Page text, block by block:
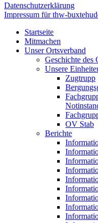
Datenschutzerklärung
Impressum für thw-
Startseite
Mitmachen
Unser Ortsverband
Geschichte des
Unsere
Zugtrupp
OV Stab
Berichte